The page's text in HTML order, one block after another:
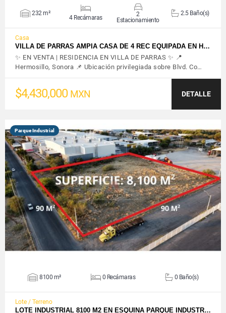
232 m²
4 Recámaras
2
Estacionamiento
2.5 Baño(s)
Casa
VILLA DE PARRAS AMPIA CASA DE 4 REC EQUIPADA EN H…
✨ EN VENTA | RESIDENCIA EN VILLA DE PARRAS ✨ 📍
Hermosillo, Sonora 📌 Ubicación privilegiada sobre Blvd. Co…
$4,430,000 MXN DETALLE
Parque Industrial
VER DETALLES
8100 m² 0 Recámaras 0 Baño(s)
Lote / Terreno
LOTE INDUSTRIAL 8100 M2 EN ESQUINA PARQUE INDUSTR…